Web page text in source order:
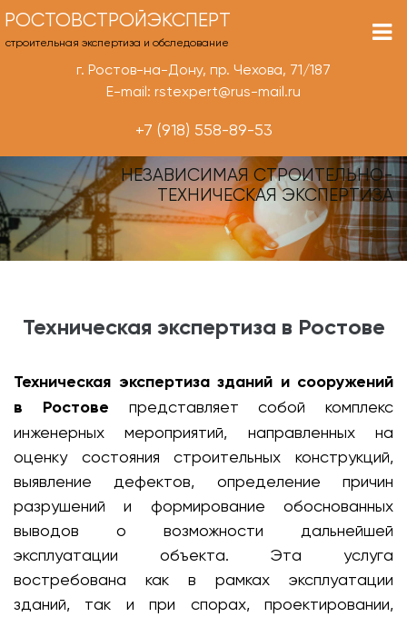
РОСТОВСТРОЙЭКСПЕРТ
строительная экспертиза и обследование
г. Ростов-на-Дону, пр. Чехова, 71/187
E-mail: rstexpert@rus-mail.ru
+7 (918) 558-89-53
НЕЗАВИСИМАЯ СТРОИТЕЛЬНО-
ТЕХНИЧЕСКАЯ ЭКСПЕРТИЗА
Техническая экспертиза в Ростове
Техническая экспертиза зданий и сооружений
в Ростове представляет собой комплекс
инженерных мероприятий, направленных на
оценку состояния строительных конструкций,
выявление дефектов, определение причин
разрушений и формирование обоснованных
выводов о возможности дальнейшей
эксплуатации объекта. Эта услуга
востребована как в рамках эксплуатации
зданий, так и при спорах, проектировании,